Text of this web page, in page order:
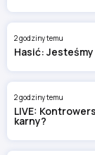
2 godziny temu
Hasić:
2 godziny temu
LIVE:
karny?